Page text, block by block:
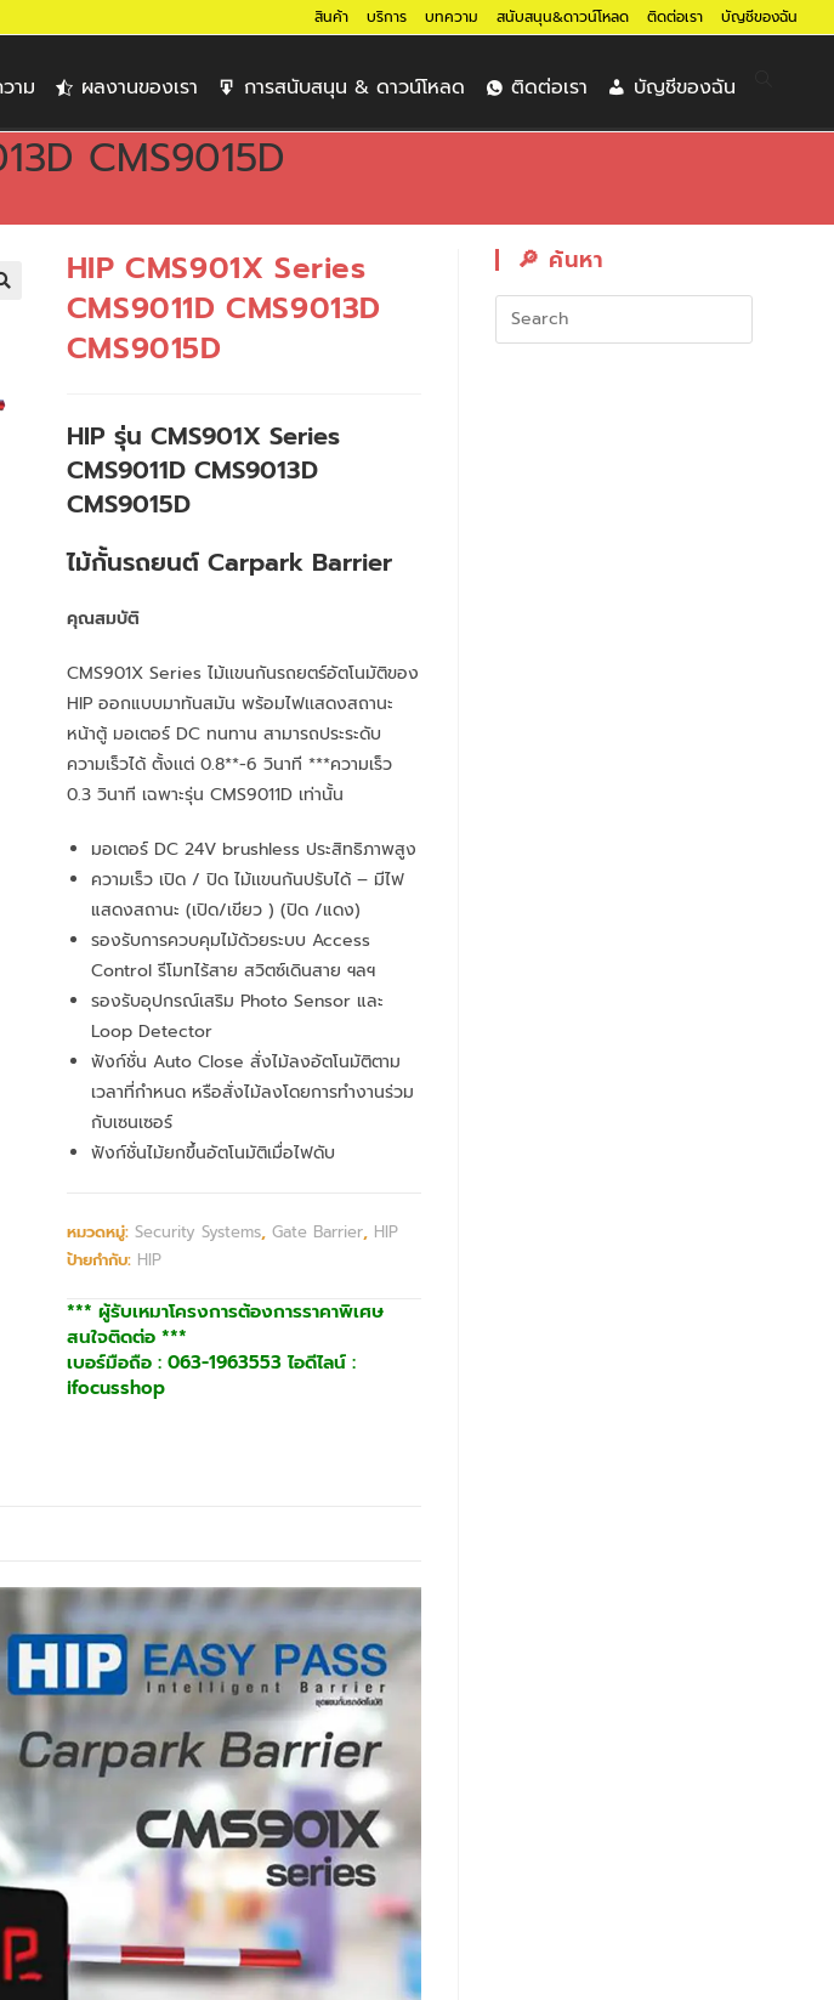
สินค้า บริการ บทความ สนับสนุน&ดาวน์โหลด ติดต่อเรา บัญชีของฉัน
าม ผลงานของเรา การสนับสนุน & ดาวน์โหลด ติดต่อเรา บัญชีของฉัน
CMS9015D
HIP CMS901X Series
CMS9011D CMS9013D
CMS9015D
HIP รุ่น CMS901X Series
CMS9011D CMS9013D
CMS9015D
ไม้กั้นรถยนต์ Carpark Barrier
คุณสมบัติ
CMS901X Series ไม้เเขนกันรถยตร์อัตโนมัติของ
HIP ออกแบบมาทันสมัน พร้อมไฟเเสดงสถานะ
หน้าตู้ มอเตอร์ DC ทนทาน สามารถประระดับ
ความเร็วได้ ตั้งเเต่ 0.8**-6 วินาที ***ความเร็ว
0.3 วินาที เฉพาะรุ่น CMS9011D เท่านั้น
มอเตอร์ DC 24V brushless ประสิทธิภาพสูง
ความเร็ว เปิด / ปิด ไม้เเขนกันปรับได้ – มีไฟ
แสดงสถานะ (เปิด/เขียว ) (ปิด /แดง)
รองรับการควบคุมไม้ด้วยระบบ Access
Control รีโมทไร้สาย สวิตซ์เดินสาย ฯลฯ
รองรับอุปกรณ์เสริม Photo Sensor และ
Loop Detector
ฟังก์ชั่น Auto Close สั่งไม้ลงอัตโนมัติตาม
เวลาที่กำหนด หรือสั่งไม้ลงโดยการทำงานร่วม
กับเซนเซอร์
ฟังก์ชั่นไม้ยกขึ้นอัตโนมัติเมื่อไฟดับ
หมวดหมู่: Security Systems, Gate Barrier, HIP
ป้ายกำกับ: HIP
*** ผู้รับเหมาโครงการต้องการราคาพิเศษ
สนใจติดต่อ ***
เบอร์มือถือ : 063-1963553 ไอดีไลน์ :
ifocusshop
🔎︎ ค้นหา